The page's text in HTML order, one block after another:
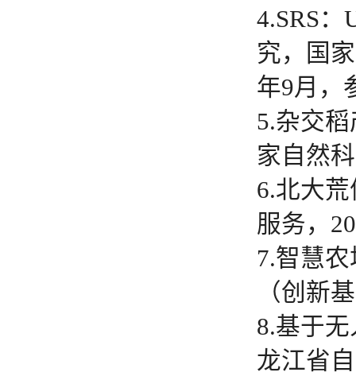
4.SRS
究，国
年9月，
5.杂交
家自然
6.北大
服务，
7.智慧
（创新
8.基于
龙江省